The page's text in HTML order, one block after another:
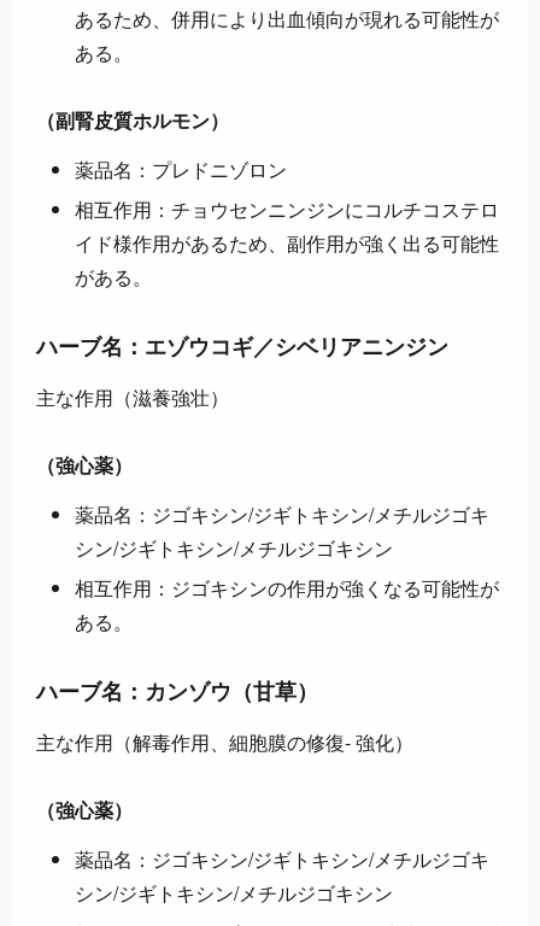
あるため、併用により出血傾向が現れる可能性が
ある。
（副腎皮質ホルモン）
薬品名：プレドニゾロン
相互作用：チョウセンニンジンにコルチコステロ
イド様作用があるため、副作用が強く出る可能性
がある。
ハーブ名：エゾウコギ／シベリアニンジン
主な作用（滋養強壮）
（強心薬）
薬品名：ジゴキシン/ジギトキシン/メチルジゴキ
シン/ジギトキシン/メチルジゴキシン
相互作用：ジゴキシンの作用が強くなる可能性が
ある。
ハーブ名：カンゾウ（甘草）
主な作用（解毒作用、細胞膜の修復- 強化）
（強心薬）
薬品名：ジゴキシン/ジギトキシン/メチルジゴキ
シン/ジギトキシン/メチルジゴキシン